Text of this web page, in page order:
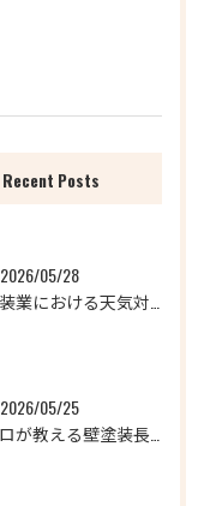
Recent Posts
2026/05/28
2026/05/25